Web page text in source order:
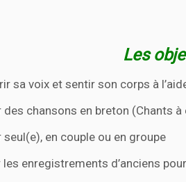
Les
sa voix et sentir son corps à
des chansons en breton (Chants
seul(e), en couple ou en groupe
les enregistrements d’anciens